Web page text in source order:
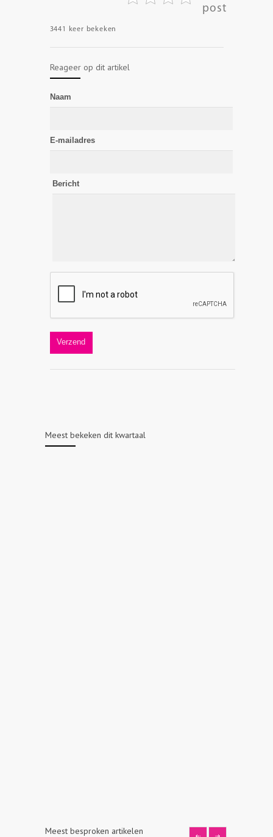
post
3441 keer bekeken
Reageer op dit artikel
Naam
E-mailadres
Bericht
Meest bekeken dit kwartaal
Meest besproken artikelen